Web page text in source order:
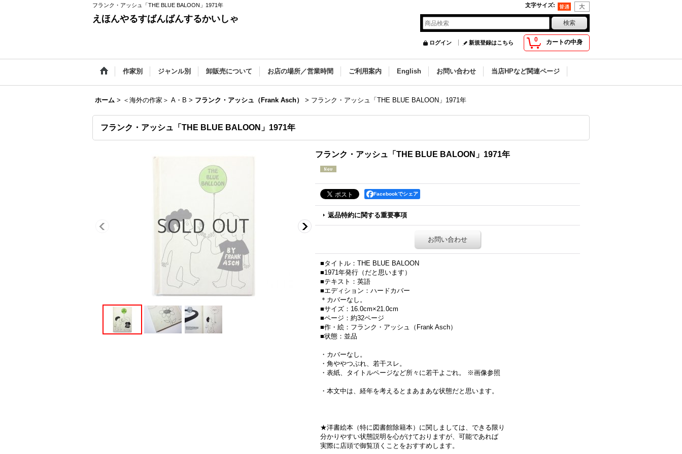
フランク・アッシュ「THE BLUE BALOON」1971年 文字サイズ:
えほんやるすばんばんするかいしゃ
0 カートの中身
ログイン 新規登録はこちら
作家別 ジャンル別 卸販売について お店の場所／営業時間 ご利用案内 English お問い合わせ 当店HPなど関連ページ
ホーム > ＜海外の作家＞ A・B > フランク・アッシュ（Frank Asch） > フランク・アッシュ「THE BLUE BALOON」1971年
フランク・アッシュ「THE BLUE BALOON」1971年
フランク・アッシュ「THE BLUE BALOON」1971年
Facebookでシェア
返品特約に関する重要事項
お問い合わせ
■タイトル：THE BLUE BALOON
■1971年発行（だと思います）
■テキスト：英語
■エディション：ハードカバー
＊カバーなし。
■サイズ：16.0cm×21.0cm
■ページ：約32ページ
■作・絵：フランク・アッシュ（Frank Asch）
■状態：並品
・カバーなし。
・角ややつぶれ、若干スレ。
・表紙、タイトルページなど所々に若干よごれ。 ※画像参照
・本文中は、経年を考えるとまあまあな状態だと思います。
★洋書絵本（特に図書館除籍本）に関しましては、できる限り
分かりやすい状態説明を心がけておりますが、可能であれば
実際に店頭で御覧頂くことをおすすめします。